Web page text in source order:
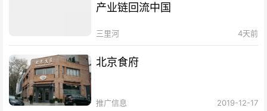
产业链回流中国
三里河 4天前
北京食府
推广信息 2019-12-17